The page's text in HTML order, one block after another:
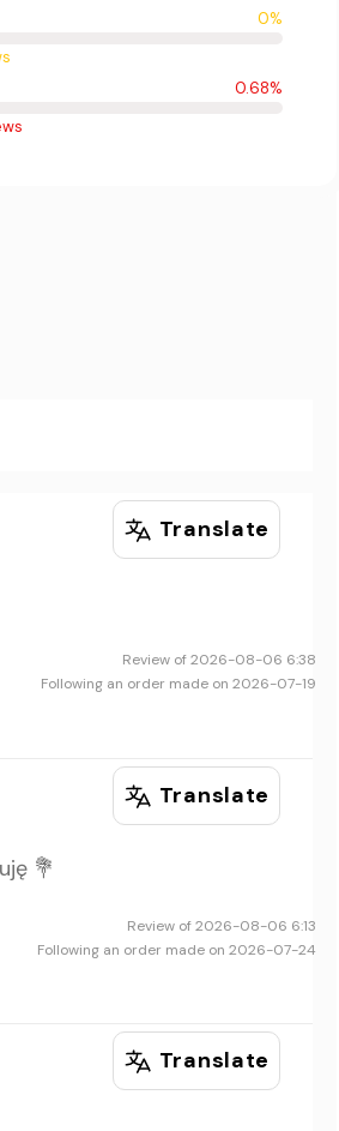
0%
0.68%
Translate
Review of 2026-08-06 6:38
Following an order made on 2026-07-19
Translate
💐
Review of 2026-08-06 6:13
Following an order made on 2026-07-24
Translate